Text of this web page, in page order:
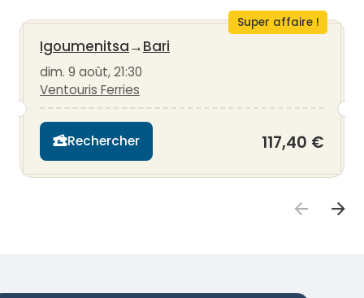
Super affaire !
Igoumenitsa→Bari
dim. 9 août, 21:30
Ventouris Ferries
Rechercher 117,40 €